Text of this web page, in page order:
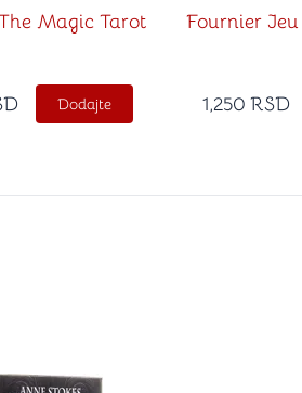
Magic Tarot
Dodajte
Fournier
1,250 RSD
dodavanje stvari u kategoriju omiljeno